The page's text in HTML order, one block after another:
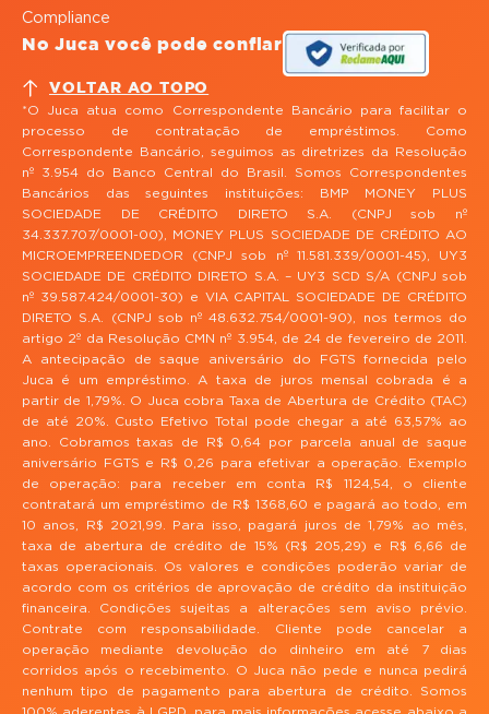
Compliance
VOLTAR AO TOPO
No Juca você pode confiar
*O Juca atua como Correspondente Bancário para facilitar o
processo de contratação de empréstimos. Como
Correspondente Bancário, seguimos as diretrizes da Resolução
nº 3.954 do Banco Central do Brasil. Somos Correspondentes
Bancários das seguintes instituições: BMP MONEY PLUS
SOCIEDADE DE CRÉDITO DIRETO S.A. (CNPJ sob nº
34.337.707/0001-00), MONEY PLUS SOCIEDADE DE CRÉDITO AO
MICROEMPREENDEDOR (CNPJ sob nº 11.581.339/0001-45), UY3
SOCIEDADE DE CRÉDITO DIRETO S.A. – UY3 SCD S/A (CNPJ sob
nº 39.587.424/0001-30) e VIA CAPITAL SOCIEDADE DE CRÉDITO
DIRETO S.A. (CNPJ sob nº 48.632.754/0001-90), nos termos do
artigo 2º da Resolução CMN nº 3.954, de 24 de fevereiro de 2011.
A antecipação de saque aniversário do FGTS fornecida pelo
Juca é um empréstimo. A taxa de juros mensal cobrada é a
partir de 1,79%. O Juca cobra Taxa de Abertura de Crédito (TAC)
de até 20%. Custo Efetivo Total pode chegar a até 63,57% ao
ano. Cobramos taxas de R$ 0,64 por parcela anual de saque
aniversário FGTS e R$ 0,26 para efetivar a operação. Exemplo
de operação: para receber em conta R$ 1124,54, o cliente
contratará um empréstimo de R$ 1368,60 e pagará ao todo, em
10 anos, R$ 2021,99. Para isso, pagará juros de 1,79% ao mês,
taxa de abertura de crédito de 15% (R$ 205,29) e R$ 6,66 de
taxas operacionais. Os valores e condições poderão variar de
acordo com os critérios de aprovação de crédito da instituição
financeira. Condições sujeitas a alterações sem aviso prévio.
Contrate com responsabilidade. Cliente pode cancelar a
operação mediante devolução do dinheiro em até 7 dias
corridos após o recebimento. O Juca não pede e nunca pedirá
nenhum tipo de pagamento para abertura de crédito. Somos